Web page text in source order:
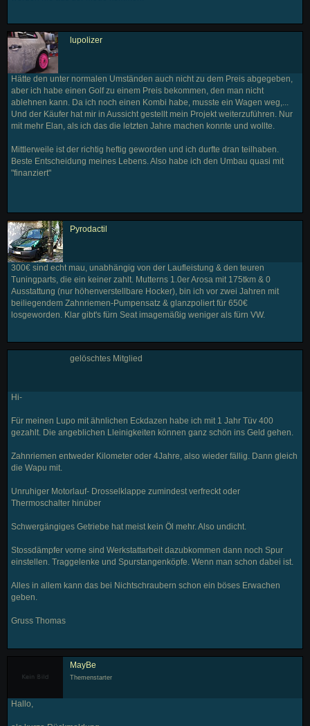
lupolizer
Hätte den unter normalen Umständen auch nicht zu dem Preis abgegeben,
aber ich habe einen Golf zu einem Preis bekommen, den man nicht
ablehnen kann. Da ich noch einen Kombi habe, musste ein Wagen weg,...
Und der Käufer hat mir in Aussicht gestellt mein Projekt weiterzuführen. Nur
mit mehr Elan, als ich das die letzten Jahre machen konnte und wollte.
Mittlerweile ist der richtig heftig geworden und ich durfte dran teilhaben.
Beste Entscheidung meines Lebens. Also habe ich den Umbau quasi mit
"finanziert"
Pyrodactil
300€ sind echt mau, unabhängig von der Laufleistung & den teuren
Tuningparts, die ein keiner zahlt. Mutterns 1.0er Arosa mit 175tkm & 0
Ausstattung (nur höhenverstellbare Hocker), bin ich vor zwei Jahren mit
beiliegendem Zahnriemen-Pumpensatz & glanzpoliert für 650€
losgeworden. Klar gibt's fürn Seat imagemäßig weniger als fürn VW.
gelöschtes Mitglied
Hi-
Für meinen Lupo mit ähnlichen Eckdazen habe ich mit 1 Jahr Tüv 400
gezahlt. Die angeblichen Lleinigkeiten können ganz schön ins Geld gehen.
Zahnriemen entweder Kilometer oder 4Jahre, also wieder fällig. Dann gleich
die Wapu mit.
Unruhiger Motorlauf- Drosselklappe zumindest verfreckt oder
Thermoschalter hinüber
Schwergängiges Getriebe hat meist kein Öl mehr. Also undicht.
Stossdämpfer vorne sind Werkstattarbeit dazubkommen dann noch Spur
einstellen. Traggelenke und Spurstangenköpfe. Wenn man schon dabei ist.
Alles in allem kann das bei Nichtschraubern schon ein böses Erwachen
geben.
Gruss Thomas
MayBe
Themenstarter
Hallo,